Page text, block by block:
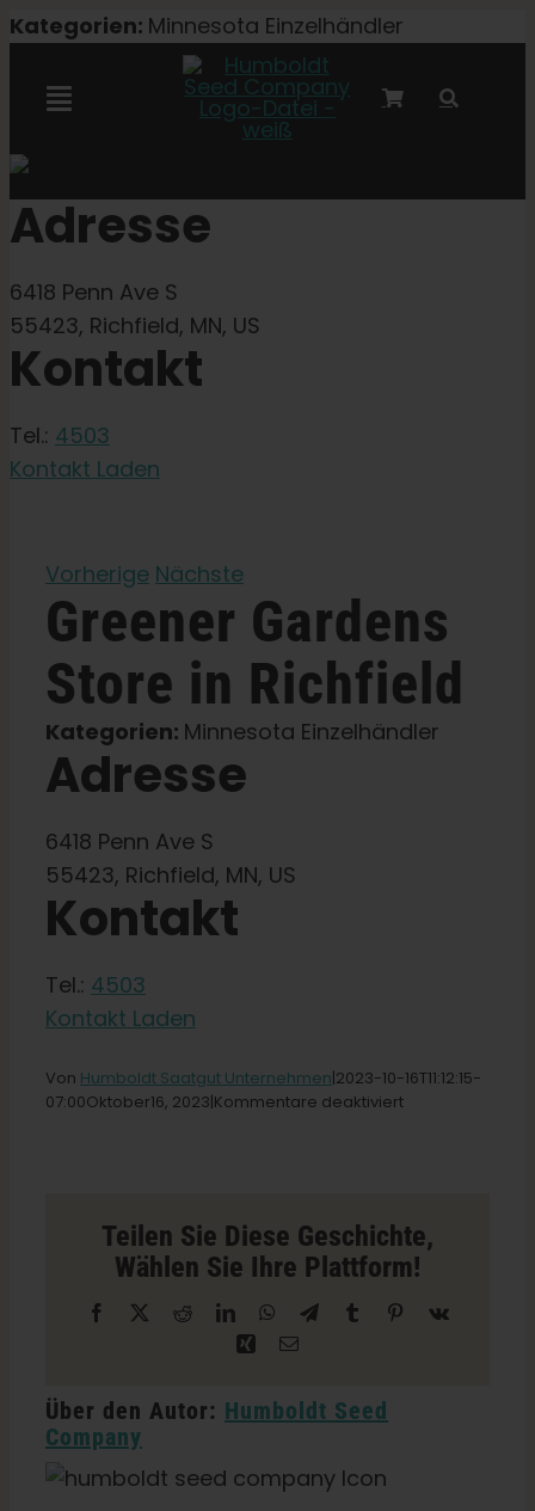
Zum
springen
Kategorien: Minnesota Einzelhändler
Navigation
Autoflower-Samen
Triploide Samen
Lernen Sie
Presse
Über
Erhaltung der karibischen Genetik
Kontakt
Adresse
6418 Penn Ave S
55423, Richfield, MN, US
Kontakt
Tel.: 4503
Kontakt Laden
Vorherige Nächste
Greener Gardens
Store in Richfield
Kategorien: Minnesota Einzelhändler
Adresse
6418 Penn Ave S
55423, Richfield, MN, US
Kontakt
Tel.: 4503
Kontakt Laden
Von Humboldt Saatgut Unternehmen|2023-10-16T11:12:15-
07:00Oktober16, 2023|Kommentare deaktiviertfür
Teilen Sie Diese Geschichte,
Wählen Sie Ihre Plattform!
Facebook RedditLinkedInWhatsAppTelegramm
Tumblr Pinterest
Vk
Xing E-
Über den Autor: Humboldt Seed
Company